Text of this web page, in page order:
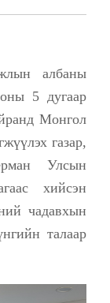
албаны
5 дугаар
Монгол
газар,
Улсын
хийсэн
чадавхын
талаар